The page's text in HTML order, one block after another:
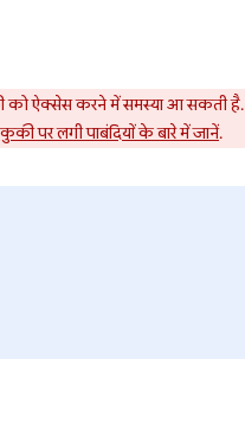
को ऐक्सेस करने में समस्या आ सकती है.
पर लगी पाबंदियों के बारे में जानें.